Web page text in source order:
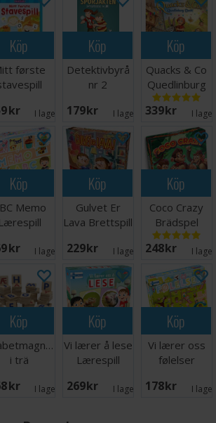
Köp
første
SEK I lager:
Köp
Detektivbyrå
nr 2
Brettspill
179 SEK I lager: 3
Köp
Quacks & Co
Quedlinburg
Dash
Brädspel
339 SEK I
Köp
Memo
Lærespill
SEK I lager: 2
Köp
Gulvet Er
Lava Brettspill
229 SEK I lager: 5
Köp
Coco Crazy
Brädspel
248 SEK I
Köp
i trä
SEK I lager: 3
Köp
Vi lærer å lese
Lærespill
269 SEK I lager:
Köp
Vi lærer oss
følelser
178 SEK I